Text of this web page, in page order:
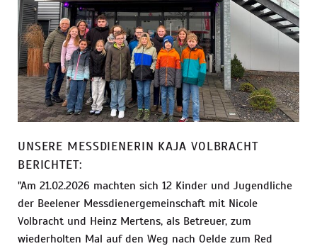
UNSERE MESSDIENERIN KAJA VOLBRACHT
BERICHTET:
"Am 21.02.2026 machten sich 12 Kinder und Jugendliche
der Beelener Messdienergemeinschaft mit Nicole
Volbracht und Heinz Mertens, als Betreuer, zum
wiederholten Mal auf den Weg nach Oelde zum Red